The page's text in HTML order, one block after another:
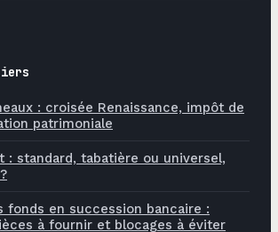
: croisée Renaissance, impôt de
patrimoniale
: standard, tabatière ou universel,
fonds en succession bancaire :
à fournir et blocages à éviter